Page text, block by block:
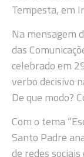
Tempesta, em
Na mensagem
das
celebrado em
verbo decisivo
De que modo?
Com o tema
Santo Padre
de redes